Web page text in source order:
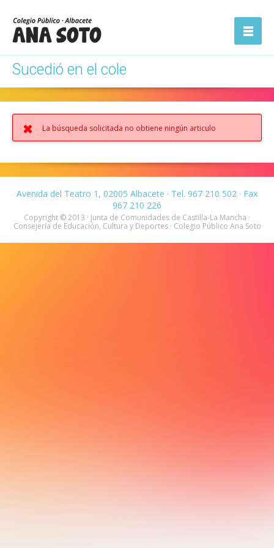
navegación
Sucedió en el cole
La búsqueda solicitada no obtiene ningún articulo
Avenida del Teatro 1, 02005 Albacete · Tel. 967 210 502 · Fax
967 210 226
Copyright © 2013 · Junta de Comunidades de Castilla-La Mancha ·
Consejería de Educación, Cultura y Deportes · Colegio Público Ana Soto